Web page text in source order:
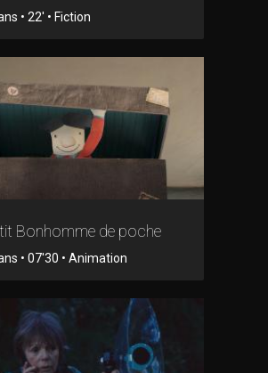
• 22' • Fiction
Bonhomme de poche
• 07'30 • Animation